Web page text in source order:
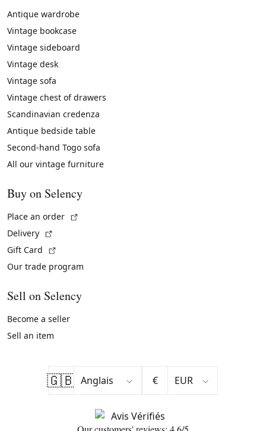
Antique wardrobe
Vintage bookcase
Vintage sideboard
Vintage desk
Vintage sofa
Vintage chest of drawers
Scandinavian credenza
Antique bedside table
Second-hand Togo sofa
All our vintage furniture
Buy on Selency
Place an order
Delivery
Gift Card
Our trade program
Sell on Selency
Become a seller
Sell an item
🇬🇧 €